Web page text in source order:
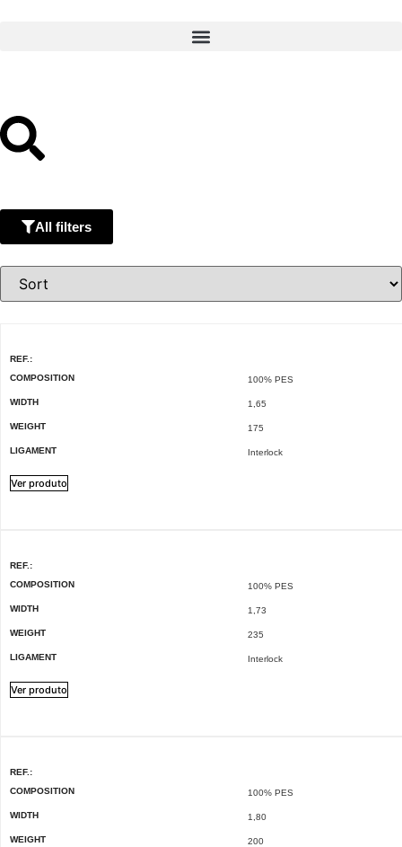
All filters
REF.:
COMPOSITION
100% PES
WIDTH 1,65
WEIGHT 175
LIGAMENT Interlock
Ver produto
REF.:
COMPOSITION
100% PES
WIDTH 1,73
WEIGHT 235
LIGAMENT Interlock
Ver produto
REF.:
COMPOSITION
100% PES
WIDTH 1,80
WEIGHT 200